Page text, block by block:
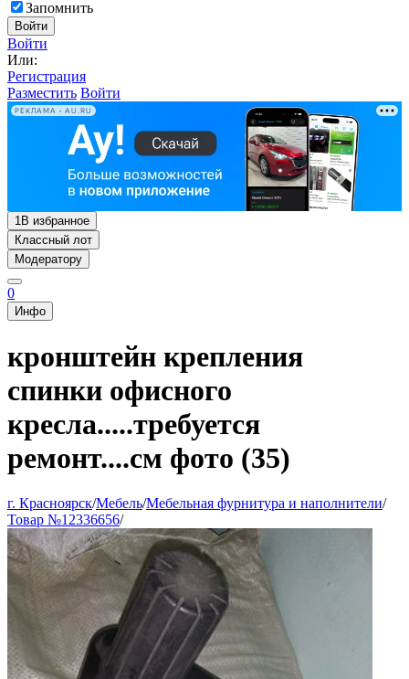
Запомнить
Войти
Войти
Или:
Регистрация
Разместить Войти
РЕКЛАМА • AU.RU
1В избранное
Классный лот
Модератору
0
Инфо
кронштейн крепления
спинки офисного
кресла.....требуется
ремонт....см фото (35)
г. Красноярск/Мебель/Мебельная фурнитура и наполнители/
Товар №12336656/